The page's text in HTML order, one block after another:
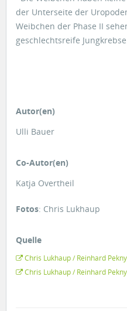
der Unterseite der
Weibchen der Phase II
geschlechtsreife
Autor(en)
Ulli Bauer
Co-Autor(en)
Katja Overtheil
Fotos: Chris Lukhaup
Quelle
Chris Lukhaup / Reinhard
Chris Lukhaup / Reinhard